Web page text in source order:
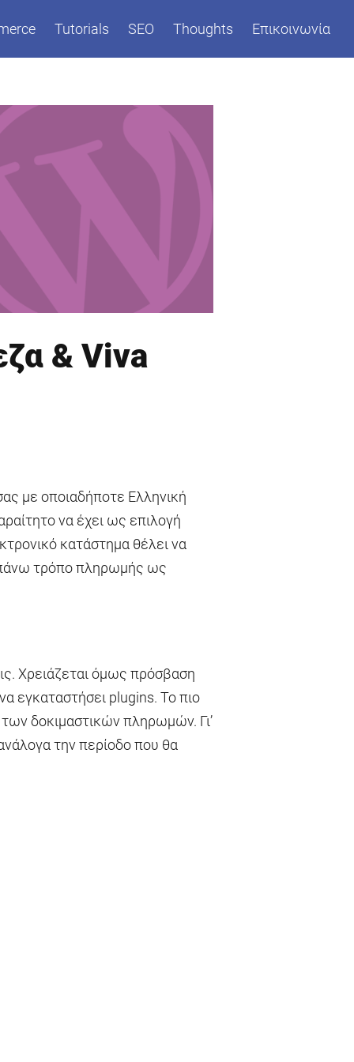
Tutorials SEO Thoughts Επικοινωνία
& Viva
με οποιαδήποτε Ελληνική
να έχει ως επιλογή
κατάστημα θέλει να
τρόπο πληρωμής ως
Χρειάζεται όμως πρόσβαση
εγκαταστήσει plugins. Το πιο
δοκιμαστικών πληρωμών. Γι’
την περίοδο που θα